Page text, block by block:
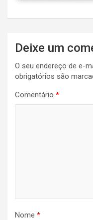
Navegação
de
Post
Deixe um
O seu endereço de e-
obrigatórios são
Comentário *
Nome *